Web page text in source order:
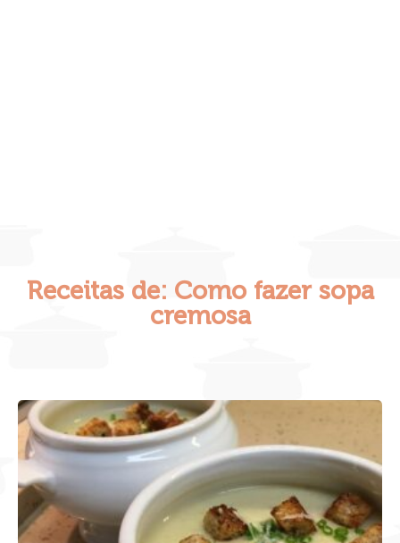
Receitas de: Como fazer sopa
cremosa